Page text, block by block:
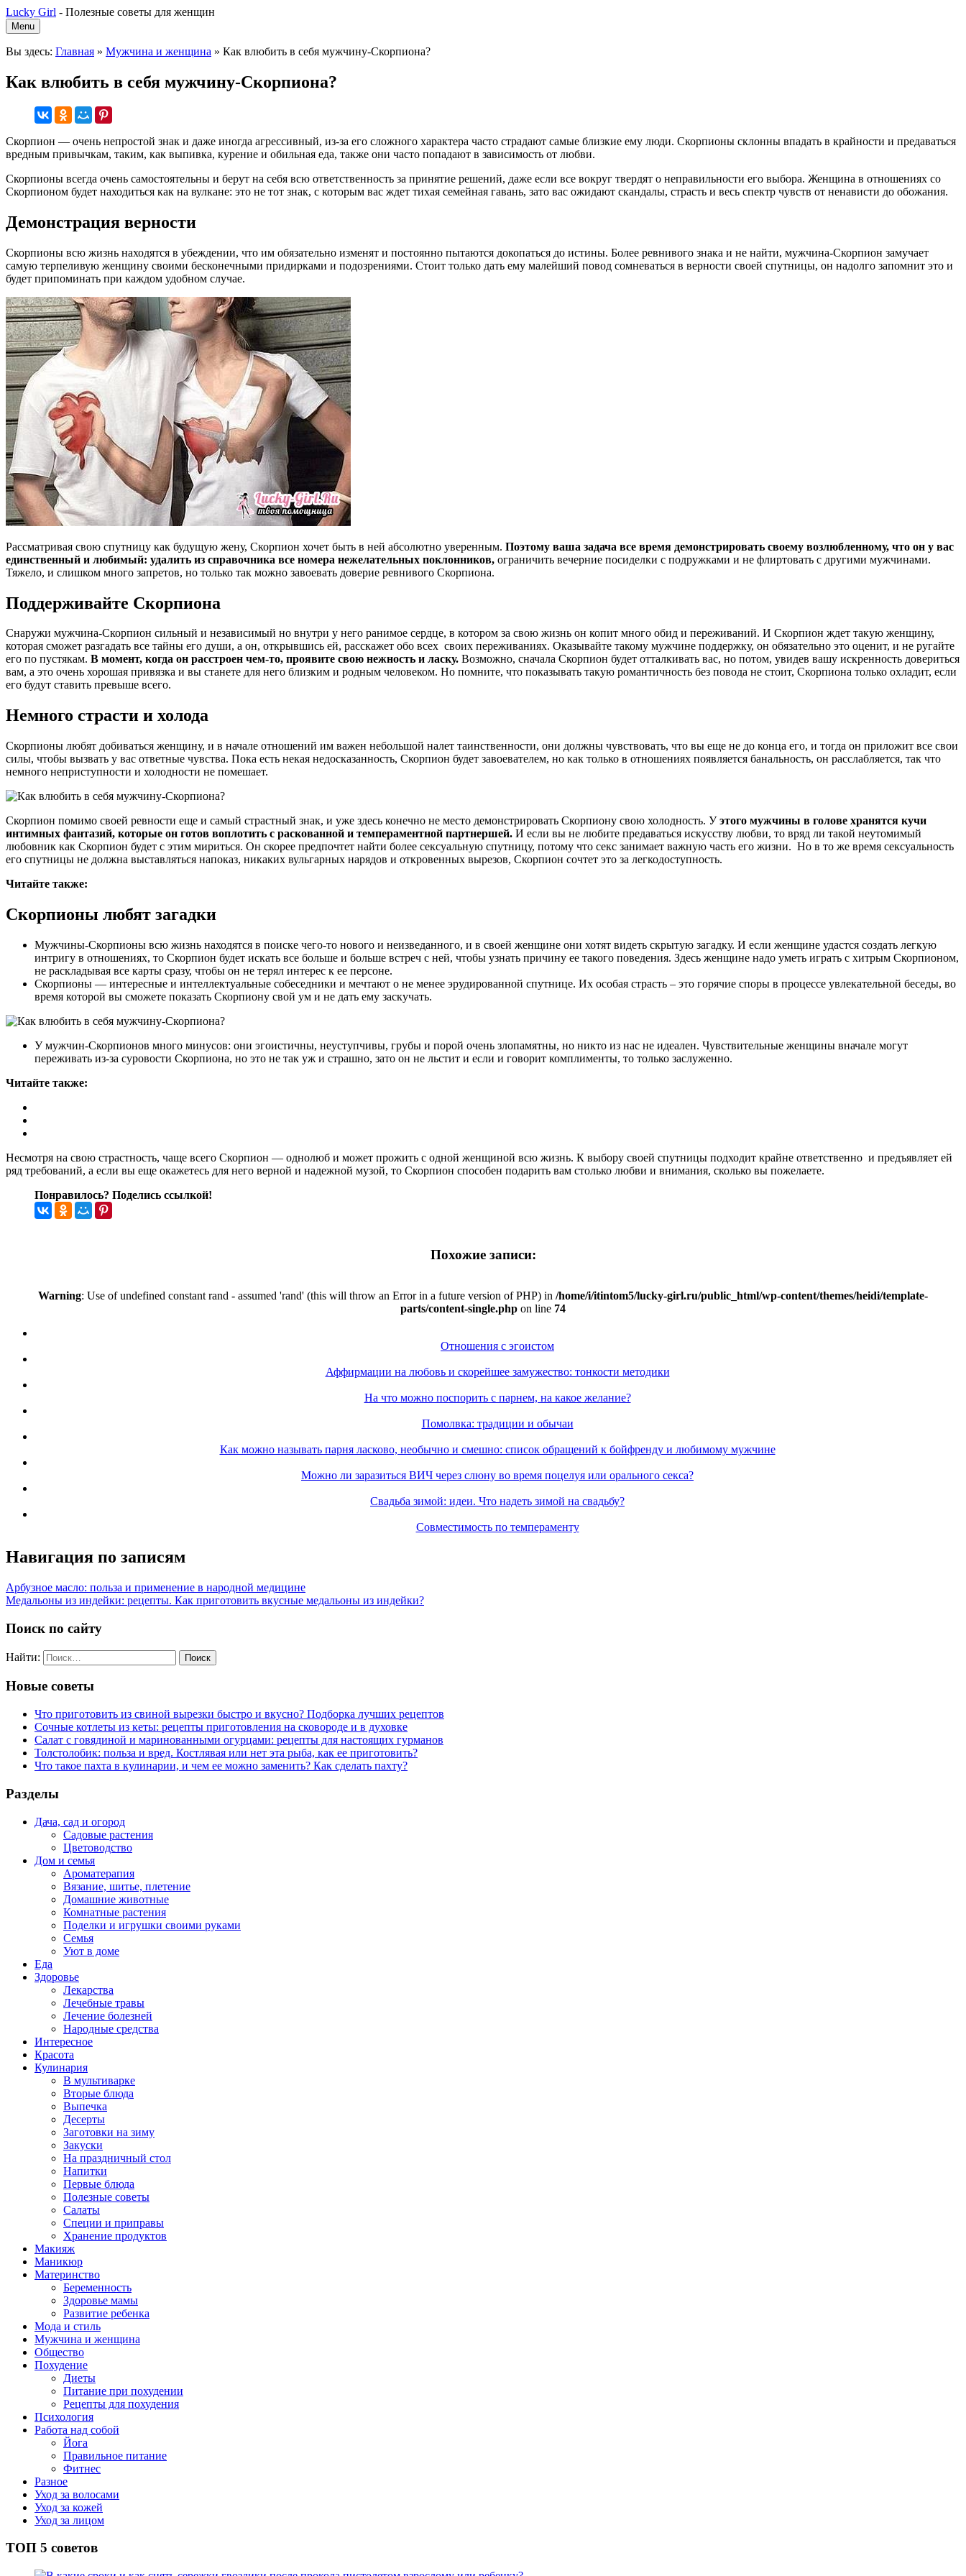
Lucky Girl - Полезные советы для женщин
Menu
Вы здесь: Главная » Мужчина и женщина » Как влюбить в себя мужчину-Скорпиона?
Как влюбить в себя мужчину-Скорпиона?
Скорпион — очень непростой знак и даже иногда агрессивный, из-за его сложного характера часто страдают самые близкие ему люди. Скорпионы склонны впадать в крайности и предаваться
вредным привычкам, таким, как выпивка, курение и обильная еда, также они часто попадают в зависимость от любви.
Скорпионы всегда очень самостоятельны и берут на себя всю ответственность за принятие решений, даже если все вокруг твердят о неправильности его выбора. Женщина в отношениях со
Скорпионом будет находиться как на вулкане: это не тот знак, с которым вас ждет тихая семейная гавань, зато вас ожидают скандалы, страсть и весь спектр чувств от ненависти до обожания.
Демонстрация верности
Скорпионы всю жизнь находятся в убеждении, что им обязательно изменят и постоянно пытаются докопаться до истины. Более ревнивого знака и не найти, мужчина-Скорпион замучает
самую терпеливую женщину своими бесконечными придирками и подозрениями. Стоит только дать ему малейший повод сомневаться в верности своей спутницы, он надолго запомнит это и
будет припоминать при каждом удобном случае.
Рассматривая свою спутницу как будущую жену, Скорпион хочет быть в ней абсолютно уверенным. Поэтому ваша задача все время демонстрировать своему возлюбленному, что он у вас
единственный и любимый: удалить из справочника все номера нежелательных поклонников, ограничить вечерние посиделки с подружками и не флиртовать с другими мужчинами.
Тяжело, и слишком много запретов, но только так можно завоевать доверие ревнивого Скорпиона.
Поддерживайте Скорпиона
Снаружи мужчина-Скорпион сильный и независимый но внутри у него ранимое сердце, в котором за свою жизнь он копит много обид и переживаний. И Скорпион ждет такую женщину,
которая сможет разгадать все тайны его души, а он, открывшись ей, расскажет обо всех своих переживаниях. Оказывайте такому мужчине поддержку, он обязательно это оценит, и не ругайте
его по пустякам. В момент, когда он расстроен чем-то, проявите свою нежность и ласку. Возможно, сначала Скорпион будет отталкивать вас, но потом, увидев вашу искренность довериться
вам, а это очень хорошая привязка и вы станете для него близким и родным человеком. Но помните, что показывать такую романтичность без повода не стоит, Скорпиона только охладит, если
его будут ставить превыше всего.
Немного страсти и холода
Скорпионы любят добиваться женщину, и в начале отношений им важен небольшой налет таинственности, они должны чувствовать, что вы еще не до конца его, и тогда он приложит все свои
силы, чтобы вызвать у вас ответные чувства. Пока есть некая недосказанность, Скорпион будет завоевателем, но как только в отношениях появляется банальность, он расслабляется, так что
немного неприступности и холодности не помешает.
Скорпион помимо своей ревности еще и самый страстный знак, и уже здесь конечно не место демонстрировать Скорпиону свою холодность. Уэтого мужчины в голове хранятся кучи
интимных фантазий, которые он готов воплотить с раскованной и темпераментной партнершей. И если вы не любите предаваться искусству любви, то вряд ли такой неутомимый
любовник как Скорпион будет с этим мириться. Он скорее предпочтет найти более сексуальную спутницу, потому что секс занимает важную часть его жизни. Но в то же время сексуальность
его спутницы не должна выставляться напоказ, никаких вульгарных нарядов и откровенных вырезов, Скорпион сочтет это за легкодоступность.
Читайте также:
Скорпионы любят загадки
Мужчины-Скорпионы всю жизнь находятся в поиске чего-то нового и неизведанного, и в своей женщине они хотят видеть скрытую загадку. И если женщине удастся создать легкую
интригу в отношениях, то Скорпион будет искать все больше и больше встреч с ней, чтобы узнать причину ее такого поведения. Здесь женщине надо уметь играть с хитрым Скорпионом,
не раскладывая все карты сразу, чтобы он не терял интерес к ее персоне.
Скорпионы — интересные и интеллектуальные собеседники и мечтают о не менее эрудированной спутнице. Их особая страсть – это горячие споры в процессе увлекательной беседы, во
время которой вы сможете показать Скорпиону свой ум и не дать ему заскучать.
У мужчин-Скорпионов много минусов: они эгоистичны, неуступчивы, грубы и порой очень злопамятны, но никто из нас не идеален. Чувствительные женщины вначале могут
переживать из-за суровости Скорпиона, но это не так уж и страшно, зато он не льстит и если и говорит комплименты, то только заслуженно.
Читайте также:
Несмотря на свою страстность, чаще всего Скорпион — однолюб и может прожить с одной женщиной всю жизнь. К выбору своей спутницы подходит крайне ответственно и предъявляет ей
ряд требований, а если вы еще окажетесь для него верной и надежной музой, то Скорпион способен подарить вам столько любви и внимания, сколько вы пожелаете.
Понравилось? Поделись ссылкой!
Похожие записи:
Warning: Use of undefined constant rand - assumed 'rand' (this will throw an Error in a future version of PHP) in /home/i/itintom5/lucky-girl.ru/public_html/wp-content/themes/heidi/template-
parts/content-single.php on line 74
Отношения с эгоистом
Аффирмации на любовь и скорейшее замужество: тонкости методики
На что можно поспорить с парнем, на какое желание?
Помолвка: традиции и обычаи
Как можно называть парня ласково, необычно и смешно: список обращений к бойфренду и любимому мужчине
Можно ли заразиться ВИЧ через слюну во время поцелуя или орального секса?
Свадьба зимой: идеи. Что надеть зимой на свадьбу?
Совместимость по темпераменту
Навигация по записям
Арбузное масло: польза и применение в народной медицине
Медальоны из индейки: рецепты. Как приготовить вкусные медальоны из индейки?
Поиск по сайту
Найти:
Новые советы
Что приготовить из свиной вырезки быстро и вкусно? Подборка лучших рецептов
Сочные котлеты из кеты: рецепты приготовления на сковороде и в духовке
Салат с говядиной и маринованными огурцами: рецепты для настоящих гурманов
Толстолобик: польза и вред. Костлявая или нет эта рыба, как ее приготовить?
Что такое пахта в кулинарии, и чем ее можно заменить? Как сделать пахту?
Разделы
Дача, сад и огород
Садовые растения
Цветоводство
Дом и семья
Ароматерапия
Вязание, шитье, плетение
Домашние животные
Комнатные растения
Поделки и игрушки своими руками
Семья
Уют в доме
Еда
Здоровье
Лекарства
Лечебные травы
Лечение болезней
Народные средства
Интересное
Красота
Кулинария
В мультиварке
Вторые блюда
Выпечка
Десерты
Заготовки на зиму
Закуски
На праздничный стол
Напитки
Первые блюда
Полезные советы
Салаты
Специи и приправы
Хранение продуктов
Макияж
Маникюр
Материнство
Беременность
Здоровье мамы
Развитие ребенка
Мода и стиль
Мужчина и женщина
Общество
Похудение
Диеты
Питание при похудении
Рецепты для похудения
Психология
Работа над собой
Йога
Правильное питание
Фитнес
Разное
Уход за волосами
Уход за кожей
Уход за лицом
ТОП 5 советов